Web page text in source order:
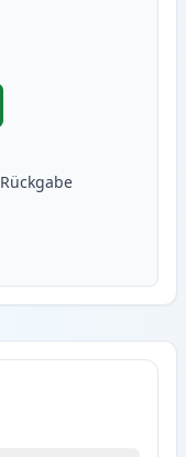
643 (BJI-643Y) gelb